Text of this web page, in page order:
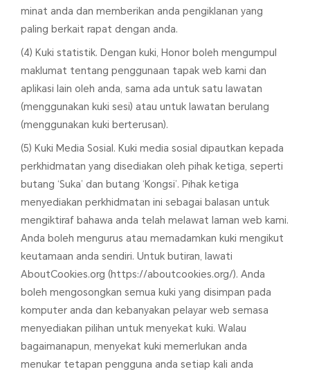
minat anda dan memberikan anda pengiklanan yang
paling berkait rapat dengan anda.
(4) Kuki statistik. Dengan kuki, Honor boleh mengumpul
maklumat tentang penggunaan tapak web kami dan
aplikasi lain oleh anda, sama ada untuk satu lawatan
(menggunakan kuki sesi) atau untuk lawatan berulang
(menggunakan kuki berterusan).
(5) Kuki Media Sosial. Kuki media sosial dipautkan kepada
perkhidmatan yang disediakan oleh pihak ketiga, seperti
butang ‘Suka’ dan butang ‘Kongsi’. Pihak ketiga
menyediakan perkhidmatan ini sebagai balasan untuk
mengiktiraf bahawa anda telah melawat laman web kami.
Anda boleh mengurus atau memadamkan kuki mengikut
keutamaan anda sendiri. Untuk butiran, lawati
AboutCookies.org (https://aboutcookies.org/). Anda
boleh mengosongkan semua kuki yang disimpan pada
komputer anda dan kebanyakan pelayar web semasa
menyediakan pilihan untuk menyekat kuki. Walau
bagaimanapun, menyekat kuki memerlukan anda
menukar tetapan pengguna anda setiap kali anda